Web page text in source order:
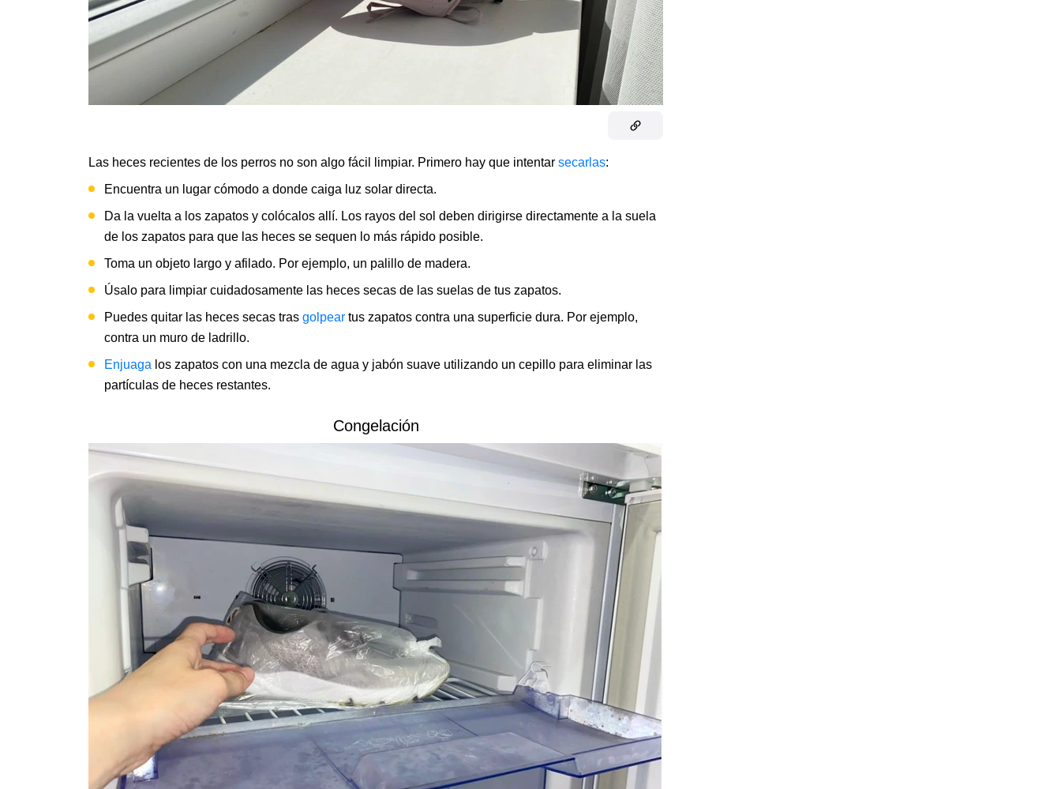
Las heces recientes de los perros no son algo fácil limpiar. Primero hay que intentar secarlas:
Encuentra un lugar cómodo a donde caiga luz solar directa.
Da la vuelta a los zapatos y colócalos allí. Los rayos del sol deben dirigirse directamente a la suela
de los zapatos para que las heces se sequen lo más rápido posible.
Toma un objeto largo y afilado. Por ejemplo, un palillo de madera.
Úsalo para limpiar cuidadosamente las heces secas de las suelas de tus zapatos.
Puedes quitar las heces secas tras golpear tus zapatos contra una superficie dura. Por ejemplo,
contra un muro de ladrillo.
Enjuaga los zapatos con una mezcla de agua y jabón suave utilizando un cepillo para eliminar las
partículas de heces restantes.
Congelación